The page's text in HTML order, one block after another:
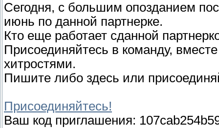
Сегодня, с большим опозданием
июнь по данной партнерке.
Кто еще работает сданной
Присоединяйтесь в команду,
хитростями.
Пишите либо здесь или
Присоединяйтесь!
Ваш код приглашения: